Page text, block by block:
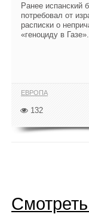
Ранее испанский
потребовал от
расписки о
«геноциду в Газе».
ЕВРОПА
132